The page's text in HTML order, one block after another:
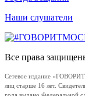
Наши слушатели
Все права
Сетевое издание
лиц старше 16 лет.